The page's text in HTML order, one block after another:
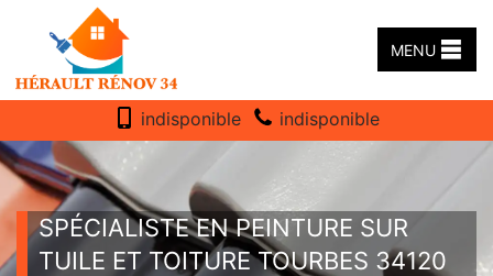
MENU
indisponible indisponible
SPÉCIALISTE EN PEINTURE SUR
TUILE ET TOITURE TOURBES 34120